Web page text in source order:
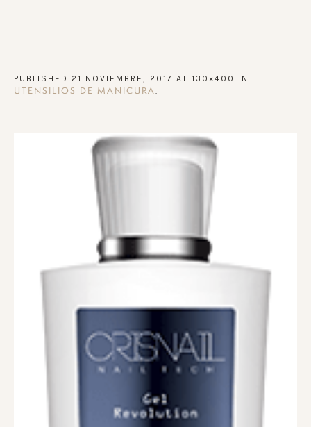
PUBLISHED 21 NOVIEMBRE, 2017 AT 130×400 IN
UTENSILIOS DE MANICURA.